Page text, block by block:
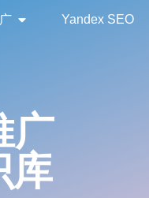
Yandex SEO
广
库